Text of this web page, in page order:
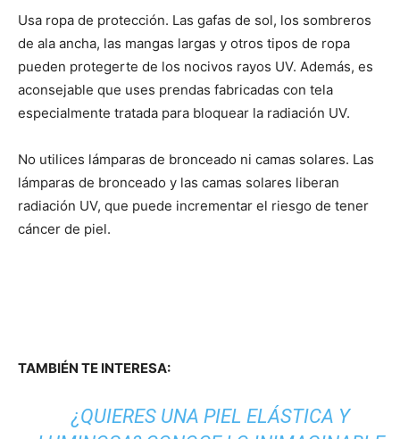
Usa ropa de protección. Las gafas de sol, los sombreros
de ala ancha, las mangas largas y otros tipos de ropa
pueden protegerte de los nocivos rayos UV. Además, es
aconsejable que uses prendas fabricadas con tela
especialmente tratada para bloquear la radiación UV.
No utilices lámparas de bronceado ni camas solares. Las
lámparas de bronceado y las camas solares liberan
radiación UV, que puede incrementar el riesgo de tener
cáncer de piel.
TAMBIÉN TE INTERESA:
¿QUIERES UNA PIEL ELÁSTICA Y